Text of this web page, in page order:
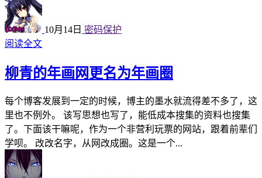
10月14日 密码保护
阅读全文
柳青的年画网更名为年画圈
每个博客发展到一定的时候，博主的墨水就流得差不多了，这
里也不例外。 该写思想也写了，能低成本搜集的资料也搜集
了。下面该干嘛呢，作为一个非营利玩票的网站，跟着前辈们
学呗。 改改名字，从网改成圈。这是一个...